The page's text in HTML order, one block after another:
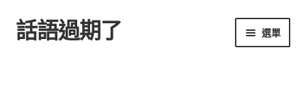
跳
至
跳
至
話語過期了 選單